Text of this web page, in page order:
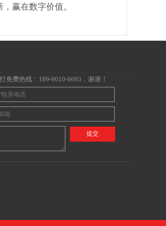
赢在数字价值。
费热线：189-9010-9693，谢谢！